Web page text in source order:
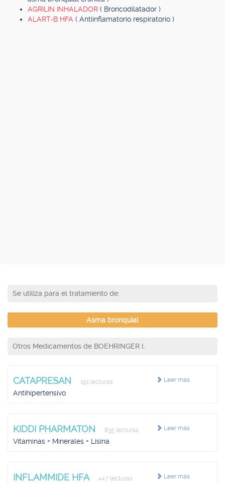
AGRILIN INHALADOR ( Broncodilatador )
ALART-B HFA ( Antiinflamatorio respiratorio )
Se utiliza para el tratamiento de:
Asma bronquial
Otros Medicamentos de BOEHRINGER I.
Leer más
CATAPRESAN 191 lecturas
Antihipertensivo
Leer más
KIDDI PHARMATON 835 lecturas
Vitaminas + Minerales + Lisina
Leer más
INFLAMMIDE HFA 447 lecturas